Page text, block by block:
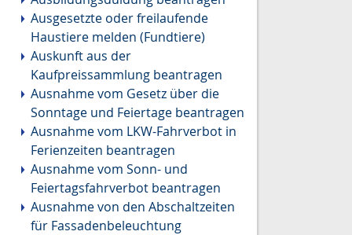
Ausgesetzte oder freilaufende
Haustiere melden (Fundtiere)
Auskunft aus der
Kaufpreissammlung beantragen
Ausnahme vom Gesetz über die
Sonntage und Feiertage beantragen
Ausnahme vom LKW-Fahrverbot in
Ferienzeiten beantragen
Ausnahme vom Sonn- und
Feiertagsfahrverbot beantragen
Ausnahme von den Abschaltzeiten
für Fassadenbeleuchtung